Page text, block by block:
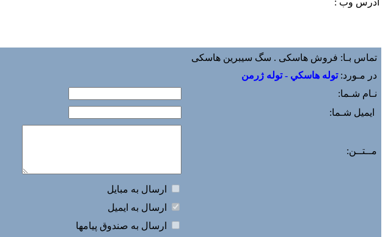
آدرس وب :‌
تماس بـا: فروش هاسکی . سگ سیبرین هاسکی
در مـورد:توله هاسکي - توله ژرمن
نـام شـما:
ایمیل شـما:
مــتــن:
ارسال به مبايل
ارسال به ايميل
ارسال به صندوق پيامها